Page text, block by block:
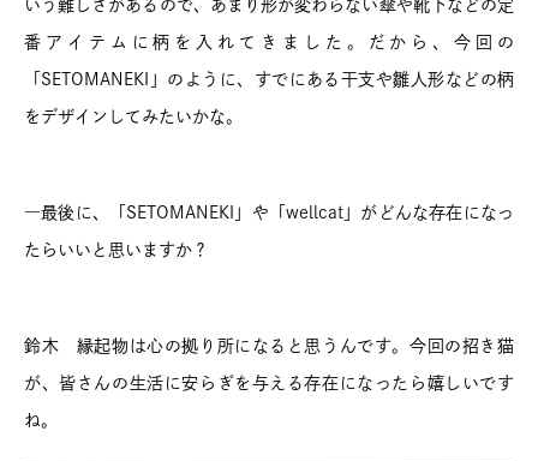
いう難しさがあるので、あまり形が変わらない傘や靴下などの定
番アイテムに柄を入れてきました。だから、今回の
「SETOMANEKI」のように、すでにある干支や雛人形などの柄
をデザインしてみたいかな。
―最後に、「SETOMANEKI」や「wellcat」がどんな存在になっ
たらいいと思いますか？
鈴木 縁起物は心の拠り所になると思うんです。今回の招き猫
が、皆さんの生活に安らぎを与える存在になったら嬉しいです
ね。